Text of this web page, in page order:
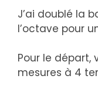
J’ai doublé la
l’octave pour
Pour le départ,
mesures à 4